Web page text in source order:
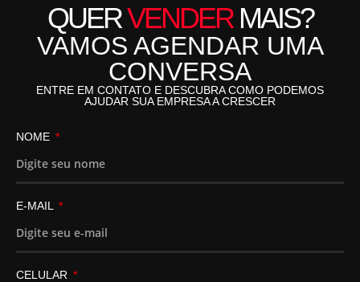
QUERVENDERMAIS?
VAMOS AGENDAR UMA
CONVERSA
ENTRE EM CONTATO E DESCUBRA COMO PODEMOS
AJUDAR SUA EMPRESA A CRESCER
NOME
E-MAIL
CELULAR